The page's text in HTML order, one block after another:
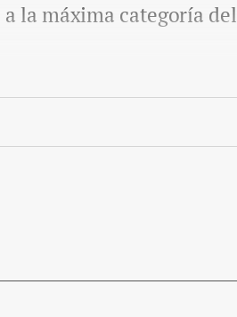
a la máxima categoría del